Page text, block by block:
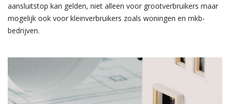
aansluitstop kan gelden, niet alleen voor grootverbruikers maar
mogelijk ook voor kleinverbruikers zoals woningen en mkb-
bedrijven.